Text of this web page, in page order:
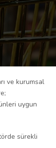
ve kurumsal
uygun
sürekli